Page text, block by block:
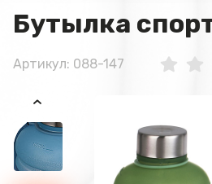
Бутылка
Артикул: 088-147